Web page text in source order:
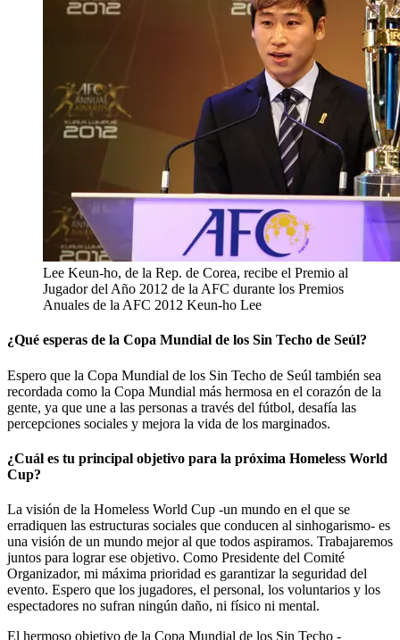
Lee Keun-ho, de la Rep. de Corea, recibe el Premio al
Jugador del Año 2012 de la AFC durante los Premios
Anuales de la AFC 2012 Keun-ho Lee
¿Qué esperas de la Copa Mundial de los Sin Techo de Seúl?
Espero que la Copa Mundial de los Sin Techo de Seúl también sea
recordada como la Copa Mundial más hermosa en el corazón de la
gente, ya que une a las personas a través del fútbol, desafía las
percepciones sociales y mejora la vida de los marginados.
¿Cuál es tu principal objetivo para la próxima Homeless World
Cup?
La visión de la Homeless World Cup -un mundo en el que se
erradiquen las estructuras sociales que conducen al sinhogarismo- es
una visión de un mundo mejor al que todos aspiramos. Trabajaremos
juntos para lograr ese objetivo. Como Presidente del Comité
Organizador, mi máxima prioridad es garantizar la seguridad del
evento. Espero que los jugadores, el personal, los voluntarios y los
espectadores no sufran ningún daño, ni físico ni mental.
El hermoso objetivo de la Copa Mundial de los Sin Techo -